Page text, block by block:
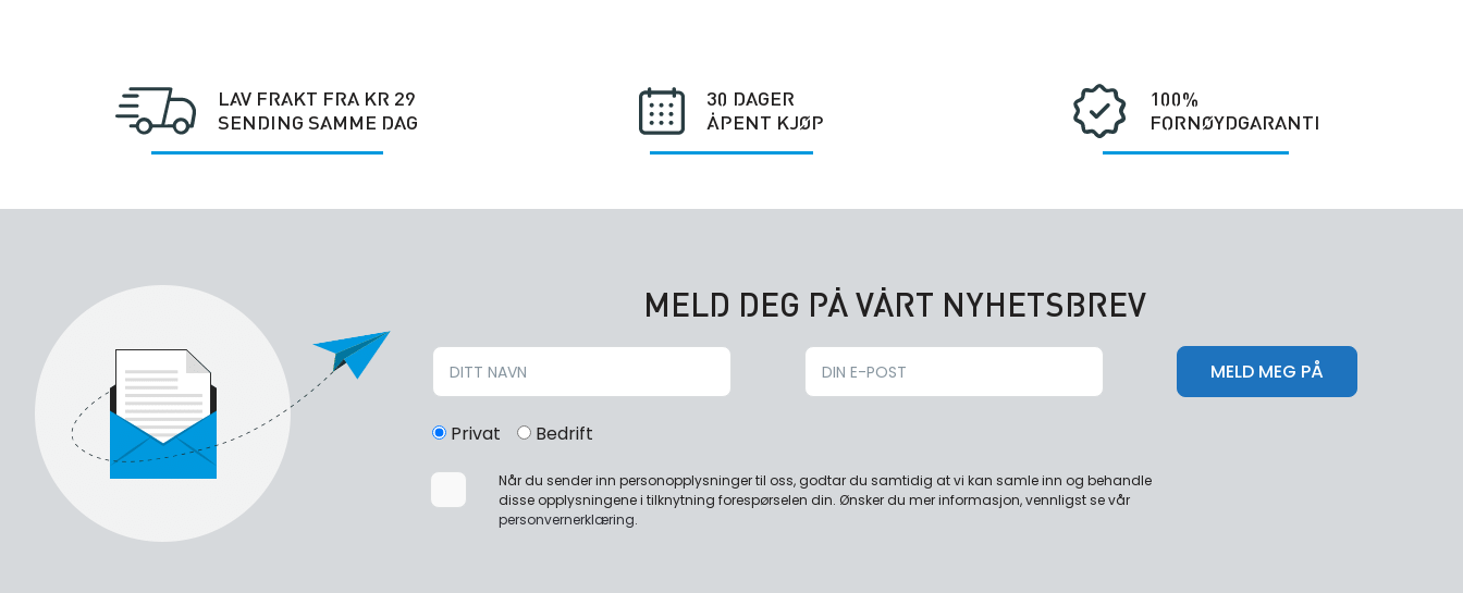
LAV FRAKT FRA KR 29
SENDING SAMME DAG
30 DAGER
ÅPENT KJØP
100%
FORNØYDGARANTI
MELD DEG PÅ VÅRT NYHETSBREV
Privat Bedrift
Når du sender inn personopplysninger til oss, godtar du samtidig at vi kan samle inn og behandle
disse opplysningene i tilknytning forespørselen din. Ønsker du mer informasjon, vennligst se vår
personvernerklæring.